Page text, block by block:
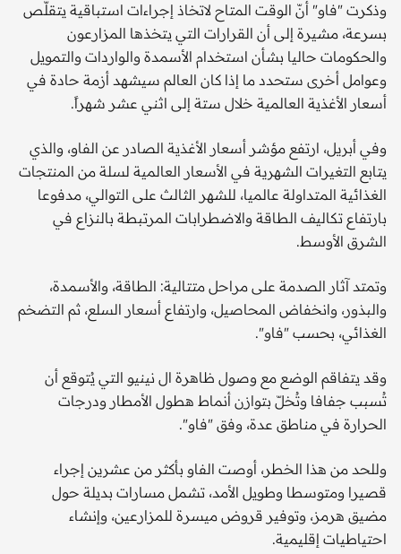
وذكرت "فاو" أنّ الوقت المتاح لاتخاذ إجراءات استباقية يتقلّص
بسرعة، مشيرة إلى أن القرارات التي يتخذها المزارعون
والحكومات حاليا بشأن استخدام الأسمدة والواردات والتمويل
وعوامل أخرى ستحدد ما إذا كان العالم سيشهد أزمة حادة في
أسعار الأغذية العالمية خلال ستة إلى اثني عشر شهراً.
وفي أبريل، ارتفع مؤشر أسعار الأغذية الصادر عن الفاو، والذي
يتابع التغيرات الشهرية في الأسعار العالمية لسلة من المنتجات
الغذائية المتداولة عالميا، للشهر الثالث على التوالي، مدفوعا
بارتفاع تكاليف الطاقة والاضطرابات المرتبطة بالنزاع في
الشرق الأوسط.
وتمتد آثار الصدمة على مراحل متتالية: الطاقة، والأسمدة،
والبذور، وانخفاض المحاصيل، وارتفاع أسعار السلع، ثم التضخم
الغذائي، بحسب "فاو".
وقد يتفاقم الوضع مع وصول ظاهرة ال نينيو التي يُتوقع أن
تُسبب جفافا وتُخلّ بتوازن أنماط هطول الأمطار ودرجات
الحرارة في مناطق عدة، وفق "فاو".
وللحد من هذا الخطر، أوصت الفاو بأكثر من عشرين إجراء
قصيرا ومتوسطا وطويل الأمد، تشمل مسارات بديلة حول
مضيق هرمز، وتوفير قروض ميسرة للمزارعين، وإنشاء
احتياطيات إقليمية.